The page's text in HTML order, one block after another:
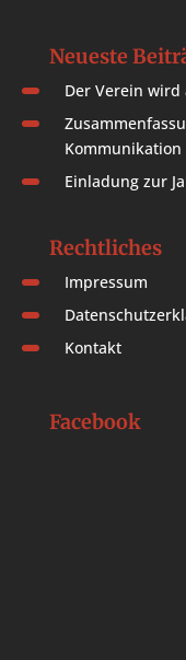
Neueste
Der Verein wird
Kommunikation
Einladung zur
Rechtliches
Impressum
Kontakt
Facebook